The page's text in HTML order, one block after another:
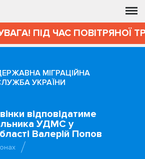
ПІД ЧАС ПОВІТРЯНОЇ
МІГРАЦІЙНА
УКРАЇНИ
відповідатиме
УДМС у
Валерій Попов